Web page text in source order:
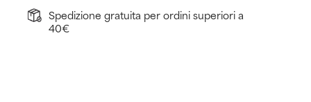
Spedizione gratuita per ordini superiori a
40€